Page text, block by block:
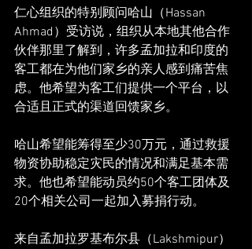
仁心组织的特别顾问哈山（Hassan
Ahmad）受访说，组织从本地其他合作
伙伴那里了解到，许多孟加拉和印度的
客工都在为他们家乡的亲人感到痛苦焦
虑。他希望为客工们提供一个平台，以
合适且正式的渠道回馈家乡。
哈山希望能筹得至少30万元，通过救援
物资协助稳定灾民的情况和满足基本需
求。他也希望能动员约50个客工团体及
20个相关公司一起加入募捐行动。
来自孟加拉罗基布尔县（Lakshmipur）